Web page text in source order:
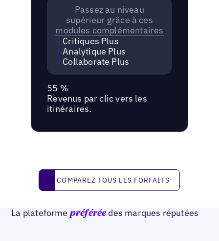
Passez au niveau
supérieur grâce à ces
modules complémentaires
Critiques Plus
Analytique Plus
Collaborate Plus
55 %
Revenus par clic vers les
itinéraires.
Comparez tous les forfaits
COMPAREZ TOUS LES FORFAITS
La plateforme préférée des marques réputées